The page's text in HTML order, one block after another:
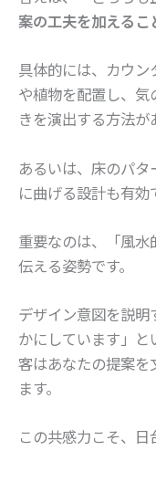
案の工夫を加えるこ
具体的には、カウ
や植物を配置し、
きを演出する方法が
あるいは、床のパ
に曲げる設計も有効
重要なのは、「風
伝える姿勢です。
デザイン意図を説
かにしています」
客はあなたの提案を
ます。
この共感力こそ、日